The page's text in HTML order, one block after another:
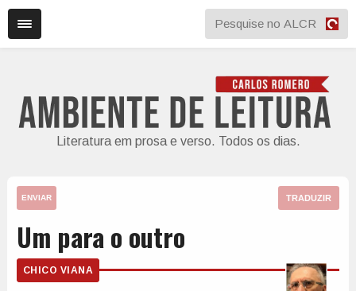
Literatura em prosa e verso. Todos os dias.
ENVIAR TRADUZIR
Um para o outro
CHICO VIANA